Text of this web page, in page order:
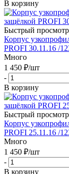
В корзину
Быстрый просмотр
Корпус
PROFI 30.11.16 /
Много
1 450 ₽/шт
-
В корзину
Быстрый просмотр
Корпус
PROFI 25.11.16 /
Много
1 450 ₽/шт
-
В корзину